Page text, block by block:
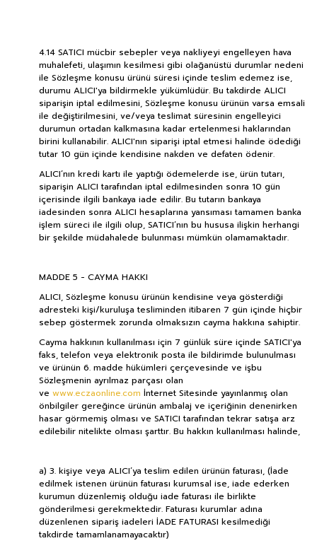
4.14 SATICI mücbir sebepler veya nakliyeyi engelleyen hava
muhalefeti, ulaşımın kesilmesi gibi olağanüstü durumlar nedeni
ile Sözleşme konusu ürünü süresi içinde teslim edemez ise,
durumu ALICI'ya bildirmekle yükümlüdür. Bu takdirde ALICI
siparişin iptal edilmesini, Sözleşme konusu ürünün varsa emsali
ile değiştirilmesini, ve/veya teslimat süresinin engelleyici
durumun ortadan kalkmasına kadar ertelenmesi haklarından
birini kullanabilir. ALICI'nın siparişi iptal etmesi halinde ödediği
tutar 10 gün içinde kendisine nakden ve defaten ödenir.
ALICI’nın kredi kartı ile yaptığı ödemelerde ise, ürün tutarı,
siparişin ALICI tarafından iptal edilmesinden sonra 10 gün
içerisinde ilgili bankaya iade edilir. Bu tutarın bankaya
iadesinden sonra ALICI hesaplarına yansıması tamamen banka
işlem süreci ile ilgili olup, SATICI’nın bu hususa ilişkin herhangi
bir şekilde müdahalede bulunması mümkün olamamaktadır.
MADDE 5 - CAYMA HAKKI
ALICI, Sözleşme konusu ürünün kendisine veya gösterdiği
adresteki kişi/kuruluşa tesliminden itibaren 7 gün içinde hiçbir
sebep göstermek zorunda olmaksızın cayma hakkına sahiptir.
Cayma hakkının kullanılması için 7 günlük süre içinde SATICI'ya
faks, telefon veya elektronik posta ile bildirimde bulunulması
ve ürünün 6. madde hükümleri çerçevesinde ve işbu
Sözleşmenin ayrılmaz parçası olan
ve www.eczaonline.com İnternet Sitesinde yayınlanmış olan
önbilgiler gereğince ürünün ambalaj ve içeriğinin denenirken
hasar görmemiş olması ve SATICI tarafından tekrar satışa arz
edilebilir nitelikte olması şarttır. Bu hakkın kullanılması halinde,
a) 3. kişiye veya ALICI’ya teslim edilen ürünün faturası, (İade
edilmek istenen ürünün faturası kurumsal ise, iade ederken
kurumun düzenlemiş olduğu iade faturası ile birlikte
gönderilmesi gerekmektedir. Faturası kurumlar adına
düzenlenen sipariş iadeleri İADE FATURASI kesilmediği
takdirde tamamlanamayacaktır)